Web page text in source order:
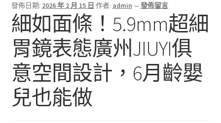
發佈日期: 2026 年 2 月 15 日 作者: admin —發佈留言
細如面條！5.9mm超細
胃鏡表態廣州JIUYI俱
意空間設計，6月齡嬰
兒也能做